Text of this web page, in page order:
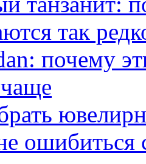
так
почему
ошибиться